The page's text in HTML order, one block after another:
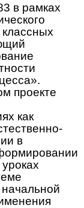
в рамках
проекте
как
в